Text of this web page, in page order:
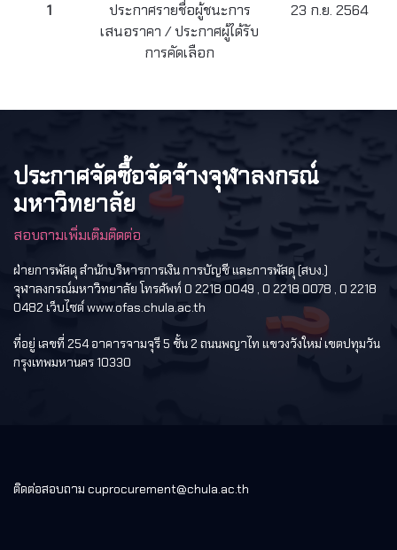
1
ประกาศรายชื่อผู้ชนะการ
เสนอราคา / ประกาศผู้ได้รับ
การคัดเลือก
23 ก.ย. 2564
ประกาศจัดซื้อจัดจ้างจุฬาลงกรณ์
มหาวิทยาลัย
สอบถามเพิ่มเติมติดต่อ
ฝ่ายการพัสดุ สำนักบริหารการเงิน การบัญชี และการพัสดุ (สบง.)
จุฬาลงกรณ์มหาวิทยาลัย โทรศัพท์ 0 2218 0049 , 0 2218 0078 , 0 2218
0482 เว็บไซต์ www.ofas.chula.ac.th
ที่อยู่ เลขที่ 254 อาคารจามจุรี 5 ชั้น 2 ถนนพญาไท แขวงวังใหม่ เขตปทุมวัน
กรุงเทพมหานคร 10330
ติดต่อสอบถาม cuprocurement@chula.ac.th